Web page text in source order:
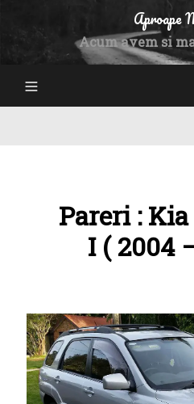
Aproape
Acum avem si
Pareri :
I ( 2004